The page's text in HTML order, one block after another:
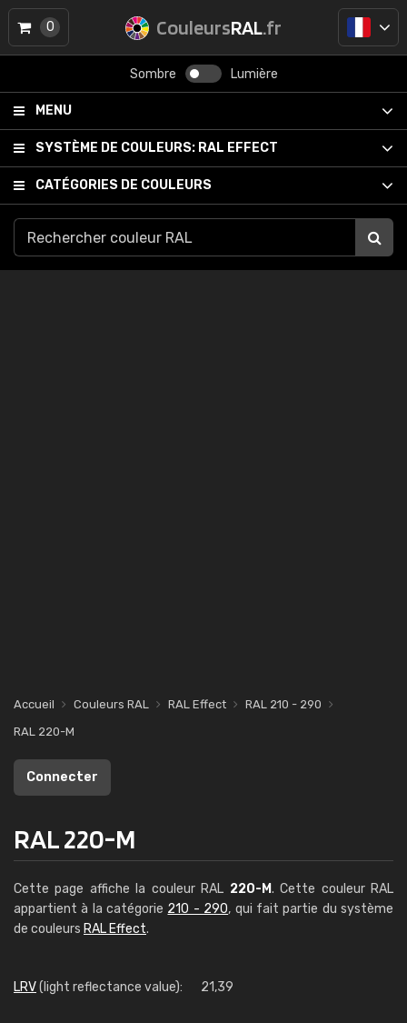
CouleursRAL.fr
Sombre Lumière
MENU
SYSTÈME DE COULEURS: RAL EFFECT
CATÉGORIES DE COULEURS
0
Accueil Couleurs RAL RAL Effect
RAL 210 - 290
RAL 220-M
Connecter
RAL 220-M
Cette page affiche la couleur RAL 220-M. Cette couleur RAL
appartient à la catégorie 210 - 290, qui fait partie du système
de couleurs RAL Effect.
LRV(light reflectance value): 21,39